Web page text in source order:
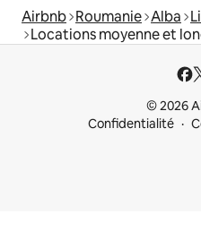
Airbnb Roumanie Alba
Locations moyenne et
© 2026
Confidentialité